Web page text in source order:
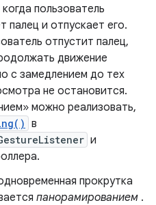
пользователь
палец и отпускает его.
отпустит палец,
движение
с замедлением до тех
не остановится.
можно реализовать,
в
и
прокрутка
панорамированием .